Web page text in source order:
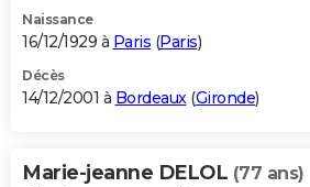
Naissance
16/12/1929 à Paris (Paris)
Décès
14/12/2001 à Bordeaux(Gironde)
Marie-jeanne DELOL (77 ans)